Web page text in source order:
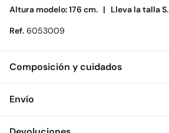
Altura modelo: 176 cm. | Lleva la talla S.
Ref. 6053009
Composición y cuidados
Composición
Envío
Envío a tienda: 2-5 días.